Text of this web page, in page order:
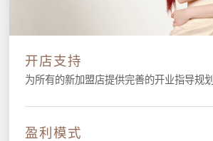
开店支持
为所有的新加盟店提供完善的开业指导规划
盈利模式